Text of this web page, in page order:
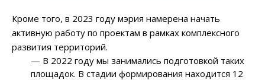
Кроме того, в 2023 году мэрия намерена начать
активную работу по проектам в рамках комплексного
развития территорий.
— В 2022 году мы занимались подготовкой таких
площадок. В стадии формирования находится 12